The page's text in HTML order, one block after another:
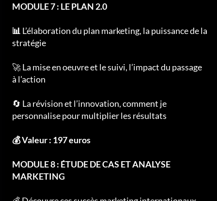
MODULE 7 : LE PLAN 2.0
📊 L’élaboration du plan marketing, la puissance de la
stratégie
🚀 La mise en oeuvre et le suivi, l’impact du passage
à l’action
🔄 La révision et l’innovation, comment je
personnalise pour multiplier les résultats
💰 Valeur : 197 euros
MODULE 8 : ÉTUDE DE CAS ET ANALYSE
MARKETING